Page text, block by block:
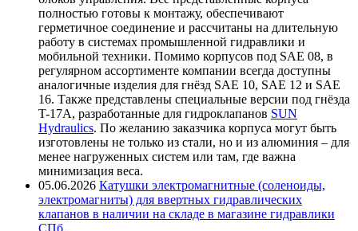
полностью готовы к монтажу, обеспечивают
герметичное соединение и рассчитаны на длительную
работу в системах промышленной гидравлики и
мобильной техники. Помимо корпусов под SAE 08, в
регулярном ассортименте компании всегда доступны
аналогичные изделия для гнёзд SAE 10, SAE 12 и SAE
16. Также представлены специальные версии под гнёзда
T-17A, разработанные для гидроклапанов SUN
Hydraulics. По желанию заказчика корпуса могут быть
изготовлены не только из стали, но и из алюминия – для
менее нагруженных систем или там, где важна
минимизация веса.
05.06.2026 Катушки электромагнитные (соленоиды,
электромагниты) для ввертных гидравлических
клапанов в наличии на складе в магазине гидравлики
СПб.